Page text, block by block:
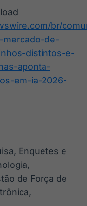
br/
mercado-de-
distintos-e-
aponta-
em-ia-2026-
Enquetes e
de Força de